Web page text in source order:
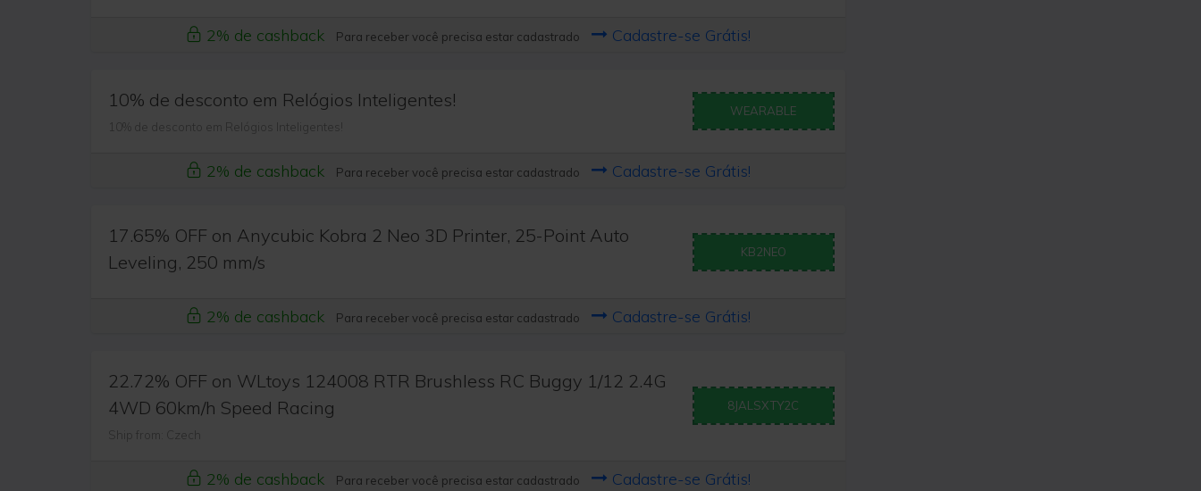
2% de cashback Para receber você precisa estar cadastrado Cadastre-se Grátis!
10% de desconto em Relógios Inteligentes!
10% de desconto em Relógios Inteligentes!
WEARABLE
2% de cashback Para receber você precisa estar cadastrado Cadastre-se Grátis!
17.65% OFF on Anycubic Kobra 2 Neo 3D Printer, 25-Point Auto
Leveling, 250 mm/s
KB2NEO
2% de cashback Para receber você precisa estar cadastrado Cadastre-se Grátis!
22.72% OFF on WLtoys 124008 RTR Brushless RC Buggy 1/12 2.4G
4WD 60km/h Speed Racing
Ship from: Czech
8JALSXTY2C
2% de cashback Para receber você precisa estar cadastrado Cadastre-se Grátis!